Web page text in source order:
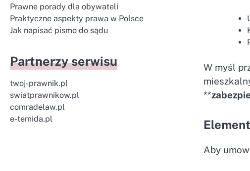
W myśl
**
Aby
Prawne porady dla obywateli
Praktyczne aspekty prawa w Polsce
Jak napisać pismo do sądu
Partnerzy serwisu
twoj-prawnik.pl
swiatprawnikow.pl
comradelaw.pl
e-temida.pl